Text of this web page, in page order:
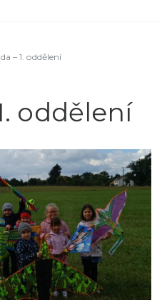
– 1. oddělení
oddělení